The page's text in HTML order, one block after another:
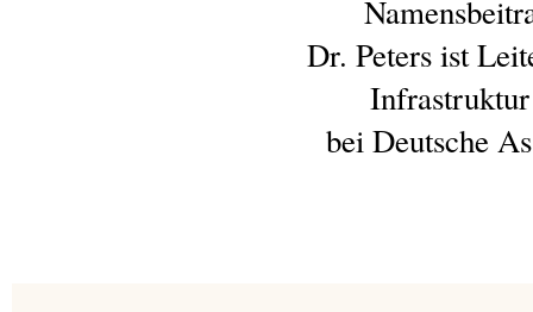
Dr. Peters ist
bei Deutsche